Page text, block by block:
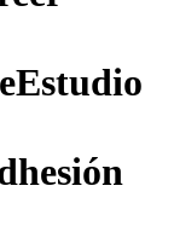
Estudio